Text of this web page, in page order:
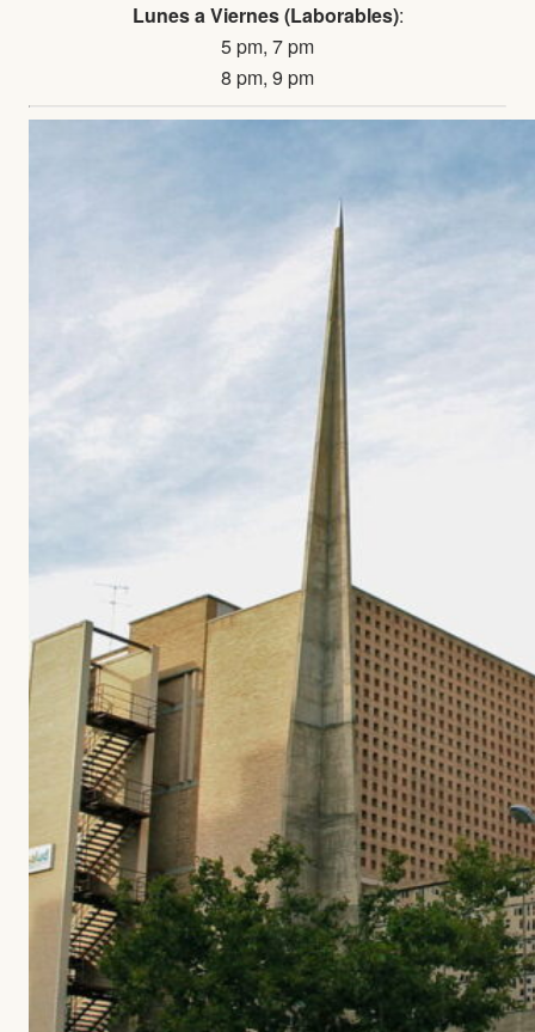
Lunes a Viernes (Laborables):
5 pm, 7 pm
8 pm, 9 pm